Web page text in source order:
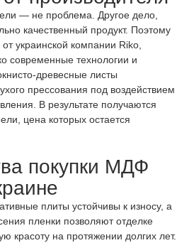
— не проблема. Другое дело,
качественный продукт. Поэтому
украинской компании Riko,
современные технологии и
древесные листы
прессования под воздействием
В результате получаются
цена которых остается
покупки МДФ
плиты устойчивы к износу, а
пленки позволяют отделке
красоту на протяжении долгих лет.